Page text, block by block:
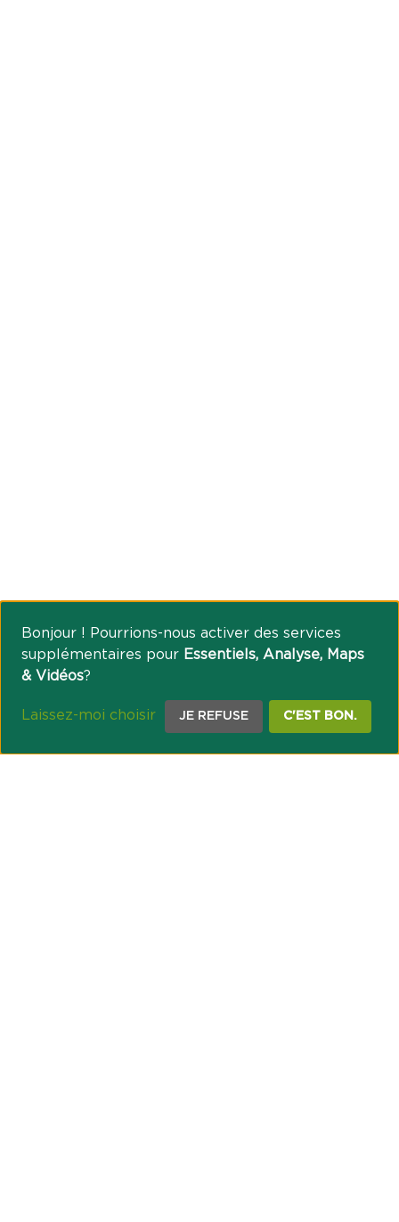
Bonjour ! Pourrions-nous activer des services
supplémentaires pour Essentiels, Analyse, Maps
& Vidéos?
Laissez-moi choisir JE REFUSE C'EST BON.